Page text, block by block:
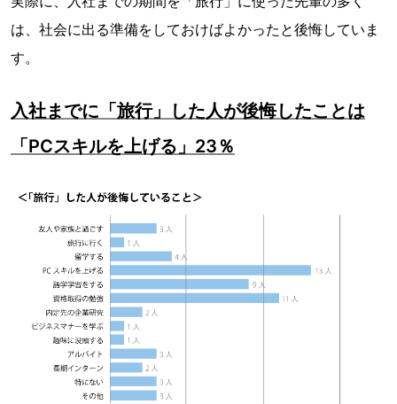
は、社会に出る準備をしておけばよかったと後悔していま
す。
入社までに「旅行」した人が後悔したことは
「PCスキルを上げる」23％